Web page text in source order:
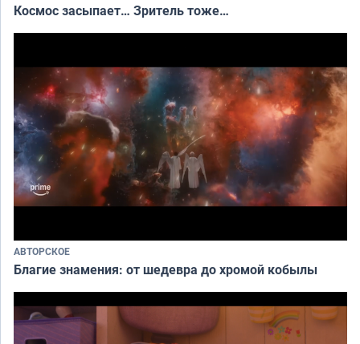
Космос засыпает… Зритель тоже…
АВТОРСКОЕ
Благие знамения: от шедевра до хромой кобылы